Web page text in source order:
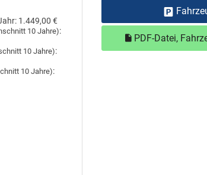
PDF-Datei,
1.449,00 €
10 Jahre):
10 Jahre):
10 Jahre):